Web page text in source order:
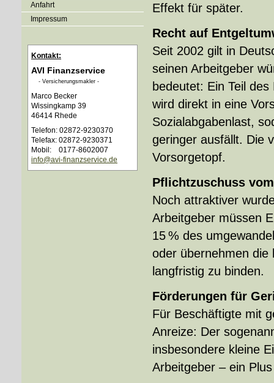
Anfahrt
Impressum
Kontakt:
AVI Finanzservice
- Ver­sicherungs­makler -
Marco Becker
Wissingkamp 39
46414 Rhede
Telefon: 02872-9230370
Telefax: 02872-9230371
Mobil: 0177-8602007
info@avi-finanzservice.de
Effekt für später.
Recht auf
Seit 2002 gilt in
seinen Arbeitgeber
bedeutet: Ein Teil
wird direkt in eine
Sozialabgabenlast,
geringer ausfällt. Die
Vorsorgetopf.
Pflichtzuschuss
Noch attraktiver
Arbeitgeber müssen
15 % des
oder übernehmen die
langfristig zu binden.
Förderungen für
Für Beschäftigte mit
Anreize: Der
insbesondere kleine
Arbeitgeber – ein